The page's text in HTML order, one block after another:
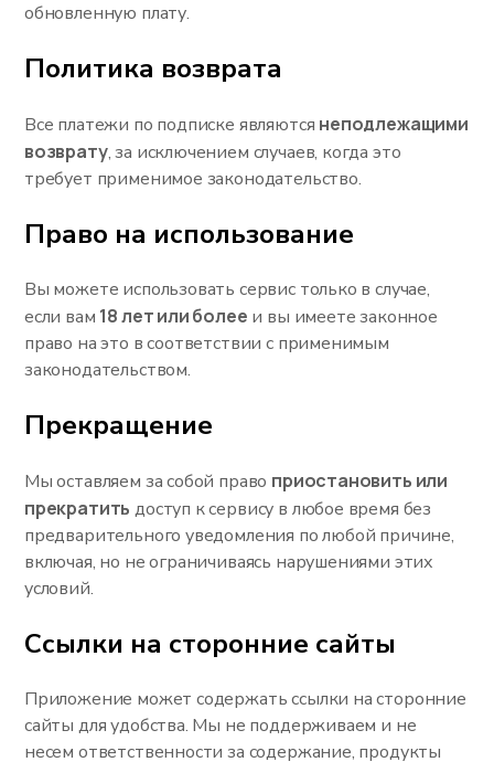
обновленную плату.
Политика возврата
Все платежи по подписке являются неподлежащими
возврату, за исключением случаев, когда это
требует применимое законодательство.
Право на использование
Вы можете использовать сервис только в случае,
если вам 18 лет или более и вы имеете законное
право на это в соответствии с применимым
законодательством.
Прекращение
Мы оставляем за собой право приостановить или
прекратить доступ к сервису в любое время без
предварительного уведомления по любой причине,
включая, но не ограничиваясь нарушениями этих
условий.
Ссылки на сторонние сайты
Приложение может содержать ссылки на сторонние
сайты для удобства. Мы не поддерживаем и не
несем ответственности за содержание, продукты